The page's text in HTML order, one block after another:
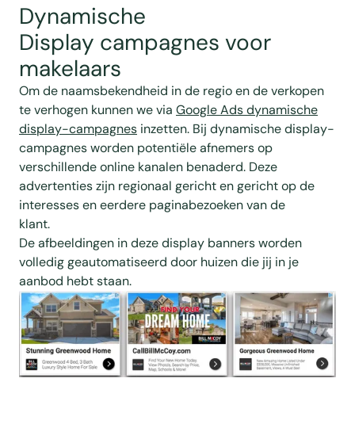
Dynamische
Display campagnes voor
makelaars
Om de naamsbekendheid in de regio en de verkopen
te verhogen kunnen we via Google Ads dynamische
display-campagnes inzetten. Bij dynamische display-
campagnes worden potentiële afnemers op
verschillende online kanalen benaderd. Deze
advertenties zijn regionaal gericht en gericht op de
interesses en eerdere paginabezoeken van de
klant.
De afbeeldingen in deze display banners worden
volledig geautomatiseerd door huizen die jij in je
aanbod hebt staan.